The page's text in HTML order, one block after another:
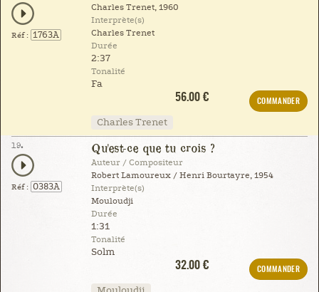
Réf : 1763A
Charles Trenet, 1960
Interprète(s)
Charles Trenet
Durée
2:37
Tonalité
Fa
56.00 €
COMMANDER
Charles Trenet
19.
Réf : 0383A
Qu'est-ce que tu crois ?
Auteur / Compositeur
Robert Lamoureux / Henri Bourtayre, 1954
Interprète(s)
Mouloudji
Durée
1:31
Tonalité
Solm
32.00 €
COMMANDER